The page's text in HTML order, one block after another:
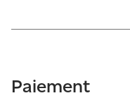
Paiement